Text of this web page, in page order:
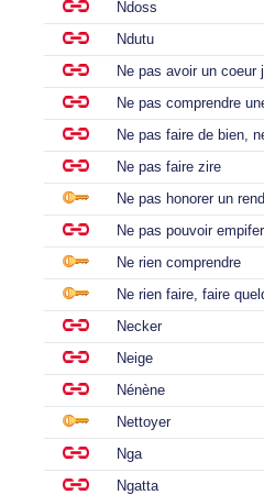
Ndoss
Ndutu
Ne pas avoir un coeur
Ne pas comprendre
Ne pas faire de bien,
Ne pas faire zire
Ne pas honorer un
Ne pas pouvoir
Ne rien comprendre
Ne rien faire, faire
Necker
Neige
Nénène
Nettoyer
Nga
Ngatta